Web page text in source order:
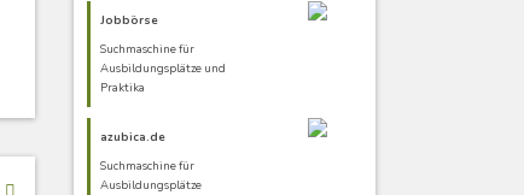
Jobbörse
Suchmaschine für
Ausbildungsplätze und
Praktika
azubica.de
Suchmaschine für
Ausbildungsplätze